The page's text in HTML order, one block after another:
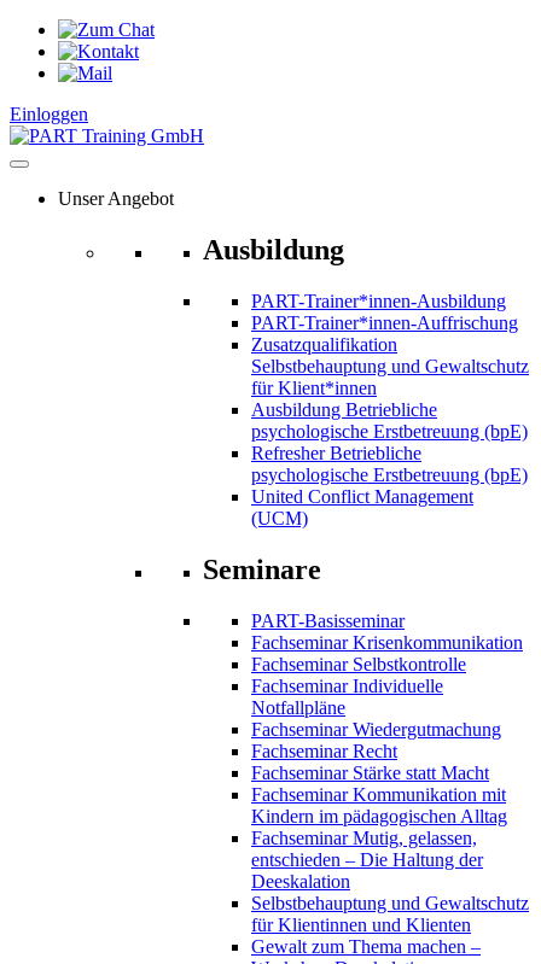
Zum
Inhalt
springen
Einloggen
Unser Angebot
Ausbildung
PART-Trainer*innen-Ausbildung
PART-Trainer*innen-Auffrischung
Zusatzqualifikation
Selbstbehauptung und Gewaltschutz
für Klient*innen
Ausbildung Betriebliche
psychologische Erstbetreuung (bpE)
Refresher Betriebliche
psychologische Erstbetreuung (bpE)
United Conflict Management
(UCM)
Seminare
PART-Basisseminar
Fachseminar Krisenkommunikation
Fachseminar Selbstkontrolle
Fachseminar Individuelle
Notfallpläne
Fachseminar Wiedergutmachung
Fachseminar Recht
Fachseminar Stärke statt Macht
Fachseminar Kommunikation mit
Kindern im pädagogischen Alltag
Fachseminar Mutig, gelassen,
entschieden – Die Haltung der
Deeskalation
Selbstbehauptung und Gewaltschutz
für Klientinnen und Klienten
Gewalt zum Thema machen –